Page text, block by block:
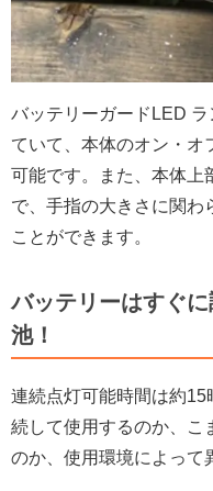
バッテリーガードLED
ていて、本体のオン・オ
可能です。また、本体上
で、手指の大きさに関わ
ことができます。
バッテリーはすぐ
池！
連続点灯可能時間は約
続して使用するのか、こ
のか、使用環境によって